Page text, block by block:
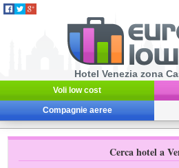
Hotel Venezia zona
Voli low cost
Compagnie aeree
Cerca hotel a